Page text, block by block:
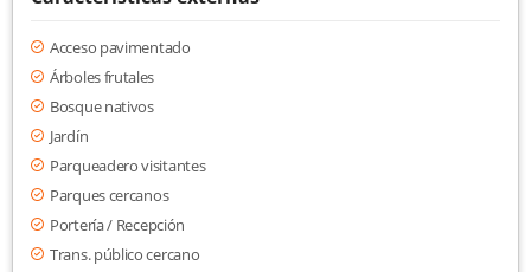
Acceso pavimentado
Árboles frutales
Bosque nativos
Jardín
Parqueadero visitantes
Parques cercanos
Portería / Recepción
Trans. público cercano